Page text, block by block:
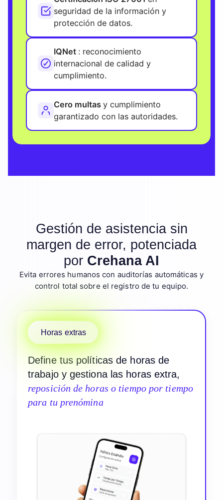
seguridad de la información y
protección de datos.
IQNet : reconocimiento
internacional de calidad y
cumplimiento.
Cero multas y cumplimiento
garantizado con las autoridades.
Gestión de asistencia sin
margen de error, potenciada
por Crehana AI
Evita errores humanos con auditorías automáticas y
control total sobre el registro de tu equipo.
Horas extras
Define tus políticas de horas de
trabajo y gestiona las horas extra,
reposición de horas o tiempo por tiempo
para tu prenómina